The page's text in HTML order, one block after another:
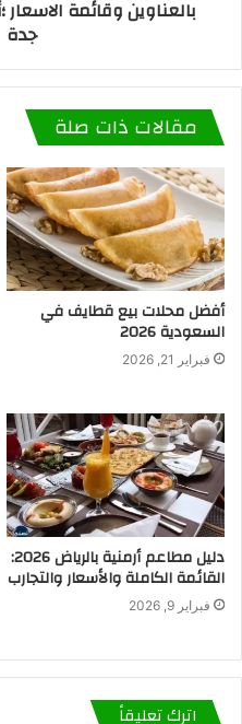
بالعناوين وقائمة
جدة 2025
مقالات ذات صلة
أفضل محلات بيع قطايف في
السعودية 2026
فبراير 21, 2026
دليل مطاعم أرمنية بالرياض 2026:
القائمة الكاملة والأسعار والتجارب
فبراير 9, 2026
اترك تعليقاً